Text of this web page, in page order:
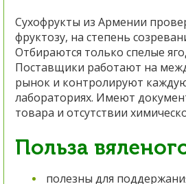
Сухофрукты из Армении
фруктозу, на степень
Отбираются только спелые
Поставщики работают на
рынок и контролируют
лабораториях. Имеют
товара и отсутствии
Польза
полезны для